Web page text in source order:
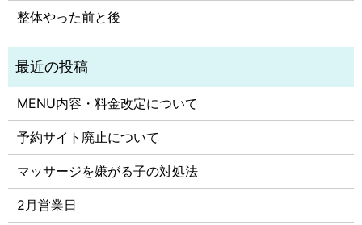
整体やった前と後
MENU内容・料金改定について
予約サイト廃止について
マッサージを嫌がる子の対処法
2月営業日